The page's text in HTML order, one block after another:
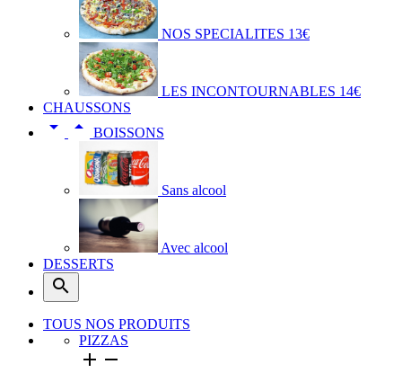
NOS SPECIALITES 13€
LES INCONTOURNABLES 14€
CHAUSSONS
  BOISSONS
Sans alcool
Avec alcool
DESSERTS

TOUS NOS PRODUITS
PIZZAS
 